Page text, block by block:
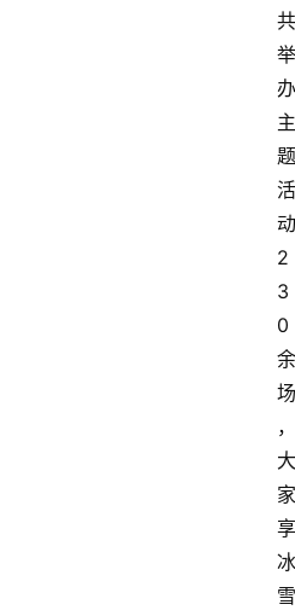
共
举
办
主
题
活
动
2
3
0
余
场
，
大
家
享
冰
雪